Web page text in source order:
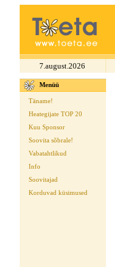
7.august.2026
Menüü
Täname!
Heategijate TOP 20
Kuu Sponsor
Soovita sõbrale!
Vabatahtlikud
Info
Soovitajad
Korduvad küsimused